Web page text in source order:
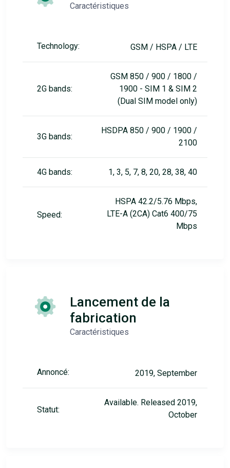
Caractéristiques
Technology: GSM / HSPA / LTE
2G bands:
GSM 850 / 900 / 1800 /
1900 - SIM 1 & SIM 2
(Dual SIM model only)
3G bands:
HSDPA 850 / 900 / 1900 /
2100
4G bands: 1, 3, 5, 7, 8, 20, 28, 38, 40
Speed:
HSPA 42.2/5.76 Mbps,
LTE-A (2CA) Cat6 400/75
Mbps
Lancement de la
fabrication
Caractéristiques
Annoncé: 2019, September
Statut:
Available. Released 2019,
October